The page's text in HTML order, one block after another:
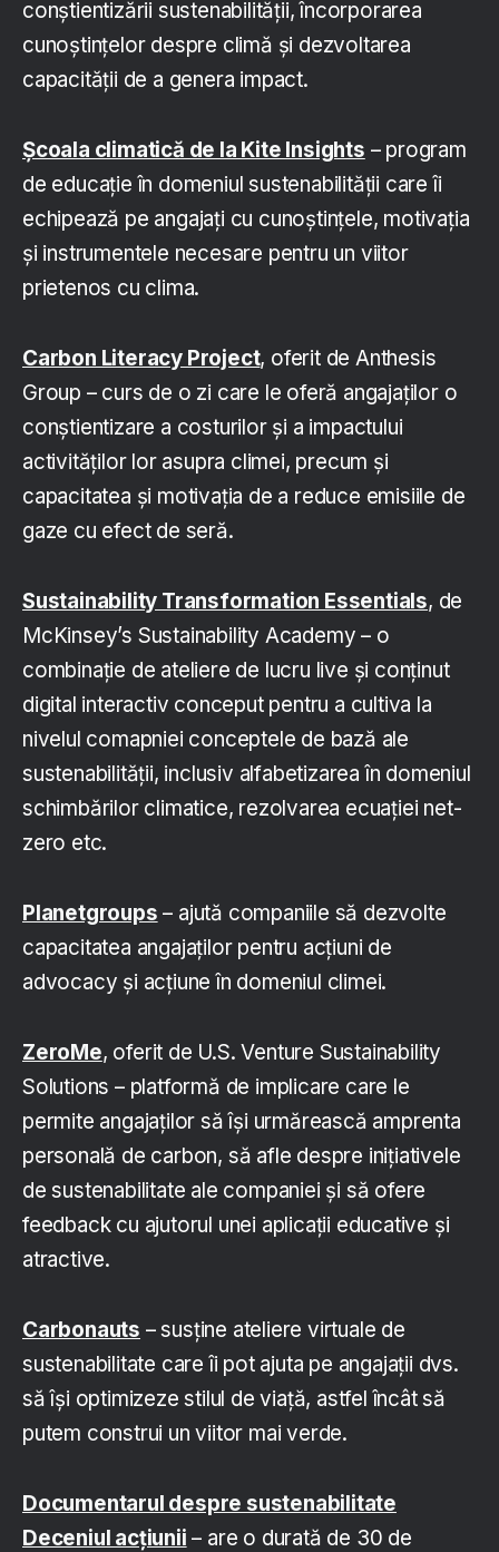
conștientizării sustenabilității, încorporarea
cunoștințelor despre climă și dezvoltarea
capacității de a genera impact.
Școala climatică de la Kite Insights – program
de educație în domeniul sustenabilității care îi
echipează pe angajați cu cunoștințele, motivația
și instrumentele necesare pentru un viitor
prietenos cu clima.
Carbon Literacy Project, oferit de Anthesis
Group – curs de o zi care le oferă angajaților o
conștientizare a costurilor și a impactului
activităților lor asupra climei, precum și
capacitatea și motivația de a reduce emisiile de
gaze cu efect de seră.
Sustainability Transformation Essentials, de
McKinsey’s Sustainability Academy – o
combinație de ateliere de lucru live și conținut
digital interactiv conceput pentru a cultiva la
nivelul comapniei conceptele de bază ale
sustenabilității, inclusiv alfabetizarea în domeniul
schimbărilor climatice, rezolvarea ecuației net-
zero etc.
Planetgroups – ajută companiile să dezvolte
capacitatea angajaților pentru acțiuni de
advocacy și acțiune în domeniul climei.
ZeroMe, oferit de U.S. Venture Sustainability
Solutions – platformă de implicare care le
permite angajaților să își urmărească amprenta
personală de carbon, să afle despre inițiativele
de sustenabilitate ale companiei și să ofere
feedback cu ajutorul unei aplicații educative și
atractive.
Carbonauts – susține ateliere virtuale de
sustenabilitate care îi pot ajuta pe angajații dvs.
să își optimizeze stilul de viață, astfel încât să
putem construi un viitor mai verde.
Documentarul despre sustenabilitate
Deceniul acțiunii – are o durată de 30 de